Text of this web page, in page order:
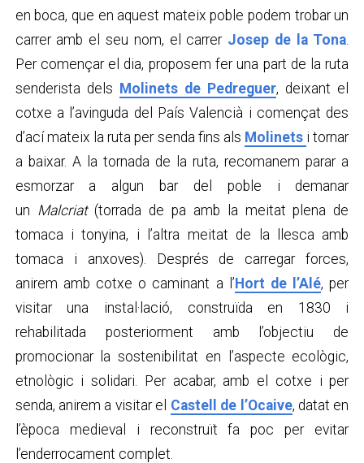
en boca, que en aquest mateix poble podem trobar un
carrer amb el seu nom, el carrer Josep de la Tona.
Per començar el dia, proposem fer una part de la ruta
senderista dels Molinets de Pedreguer, deixant el
cotxe a l’avinguda del País Valencià i començat des
d’ací mateix la ruta per senda fins als Molinets i tornar
a baixar. A la tornada de la ruta, recomanem parar a
esmorzar a algun bar del poble i demanar
un Malcriat (torrada de pa amb la meitat plena de
tomaca i tonyina, i l’altra meitat de la llesca amb
tomaca i anxoves). Després de carregar forces,
anirem amb cotxe o caminant a l’ Hort de l’Alé, per
visitar una instal·lació, construïda en 1830 i
rehabilitada posteriorment amb l’objectiu de
promocionar la sostenibilitat en l’aspecte ecològic,
etnològic i solidari. Per acabar, amb el cotxe i per
senda, anirem a visitar el Castell de l’Ocaive, datat en
l’època medieval i reconstruït fa poc per evitar
l’enderrocament complet.